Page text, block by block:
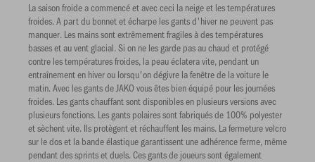
La saison froide a commencé et avec ceci la neige et les températures
froides. A part du bonnet et écharpe les gants d'hiver ne peuvent pas
manquer. Les mains sont extrêmement fragiles à des températures
basses et au vent glacial. Si on ne les garde pas au chaud et protégé
contre les températures froides, la peau éclatera vite, pendant un
entraînement en hiver ou lorsqu'on dégivre la fenêtre de la voiture le
matin. Avec les gants de JAKO vous êtes bien équipé pour les journées
froides. Les gants chauffant sont disponibles en plusieurs versions avec
plusieurs fonctions. Les gants polaires sont fabriqués de 100% polyester
et sèchent vite. Ils protègent et réchauffent les mains. La fermeture velcro
sur le dos et la bande élastique garantissent une adhérence ferme, même
pendant des sprints et duels. Ces gants de joueurs sont également